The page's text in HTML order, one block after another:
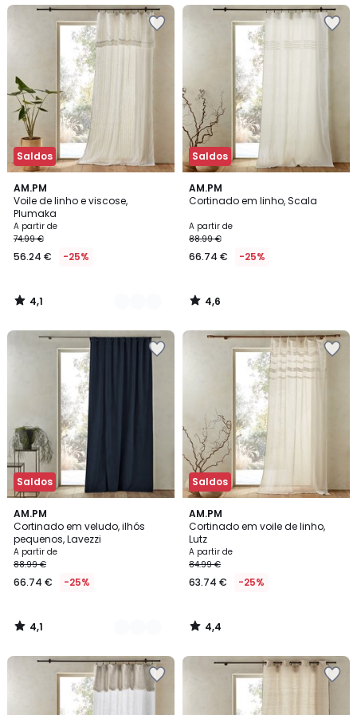
Saldos
AM.PM
Voile de linho e viscose,
Plumaka
A partir de
74.99 €
56.24 € -25%
4,1
/ 5
2
Cores
4,1
/
Saldos
AM.PM
Cortinado em linho, Scala
A partir de
88.99 €
66.74 € -25%
4,6
/ 5
4,6
/
Saldos
AM.PM
Cortinado em veludo, ilhós
pequenos, Lavezzi
A partir de
88.99 €
66.74 € -25%
4,1
/ 5
3
Cores
4,1
/
Saldos
AM.PM
Cortinado em voile de linho,
Lutz
A partir de
84.99 €
63.74 € -25%
4,4
/ 5
4,4
/